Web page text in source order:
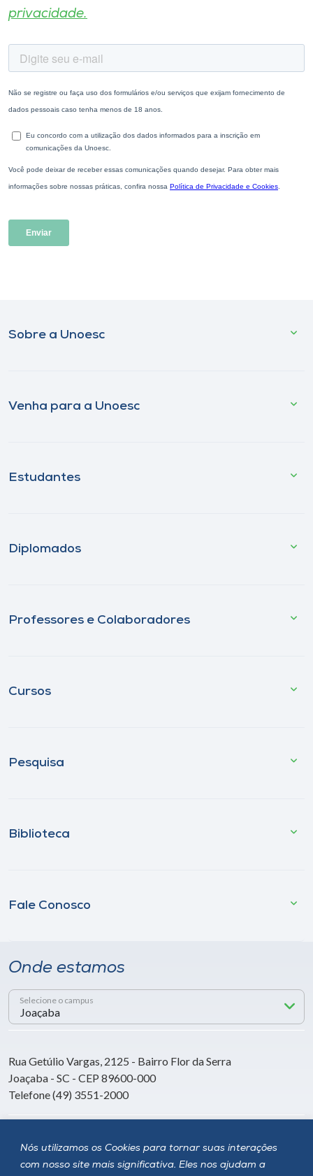
Nós utilizamos os Cookies para tornar suas interações
com nosso site mais significativa. Eles nos ajudam a
privacidade.
Sobre a Unoesc
Venha para a Unoesc
Estudantes
Diplomados
Professores e Colaboradores
Cursos
Pesquisa
Biblioteca
Fale Conosco
Onde estamos
Selecione o campus
Rua Getúlio Vargas, 2125 - Bairro Flor da Serra
Joaçaba - SC - CEP 89600-000
Telefone (49) 3551-2000
Siga a Unoesc